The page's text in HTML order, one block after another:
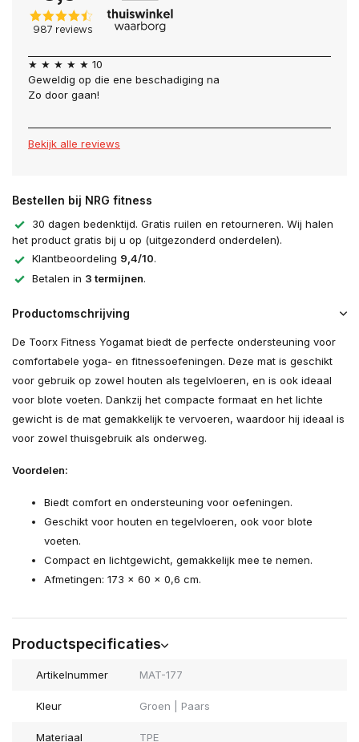
★ ★ ★ ★ ★ 10
Geweldig op die ene beschadiging na
Zo door gaan!
Bekijk alle reviews
Bestellen bij NRG fitness
30 dagen bedenktijd. Gratis ruilen en retourneren. Wij halen
het product gratis bij u op (uitgezonderd onderdelen).
Klantbeoordeling 9,4/10.
Betalen in 3 termijnen.
Productomschrijving
De Toorx Fitness Yogamat biedt de perfecte ondersteuning voor
comfortabele yoga- en fitnessoefeningen. Deze mat is geschikt
voor gebruik op zowel houten als tegelvloeren, en is ook ideaal
voor blote voeten. Dankzij het compacte formaat en het lichte
gewicht is de mat gemakkelijk te vervoeren, waardoor hij ideaal is
voor zowel thuisgebruik als onderweg.
Voordelen:
Biedt comfort en ondersteuning voor oefeningen.
Geschikt voor houten en tegelvloeren, ook voor blote
voeten.
Compact en lichtgewicht, gemakkelijk mee te nemen.
Afmetingen: 173 x 60 x 0,6 cm.
Productspecificaties
Artikelnummer MAT-177
Kleur Groen | Paars
Materiaal TPE